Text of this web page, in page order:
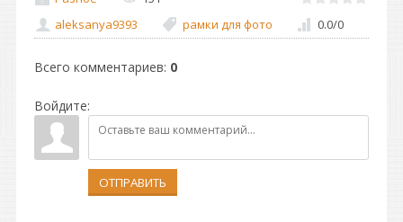
aleksanya9393
рамки для фото 0.0/0
Всего комментариев: 0
Войдите:
ОТПРАВИТЬ